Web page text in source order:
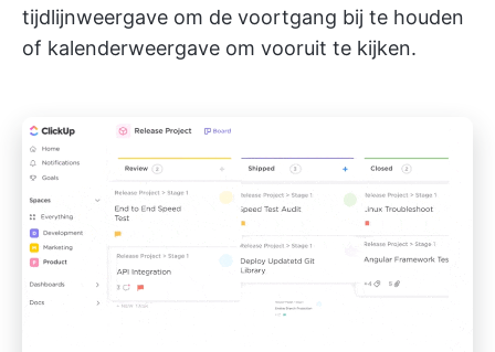
tijdlijnweergave om de voortgang bij te houden
of kalenderweergave om vooruit te kijken.